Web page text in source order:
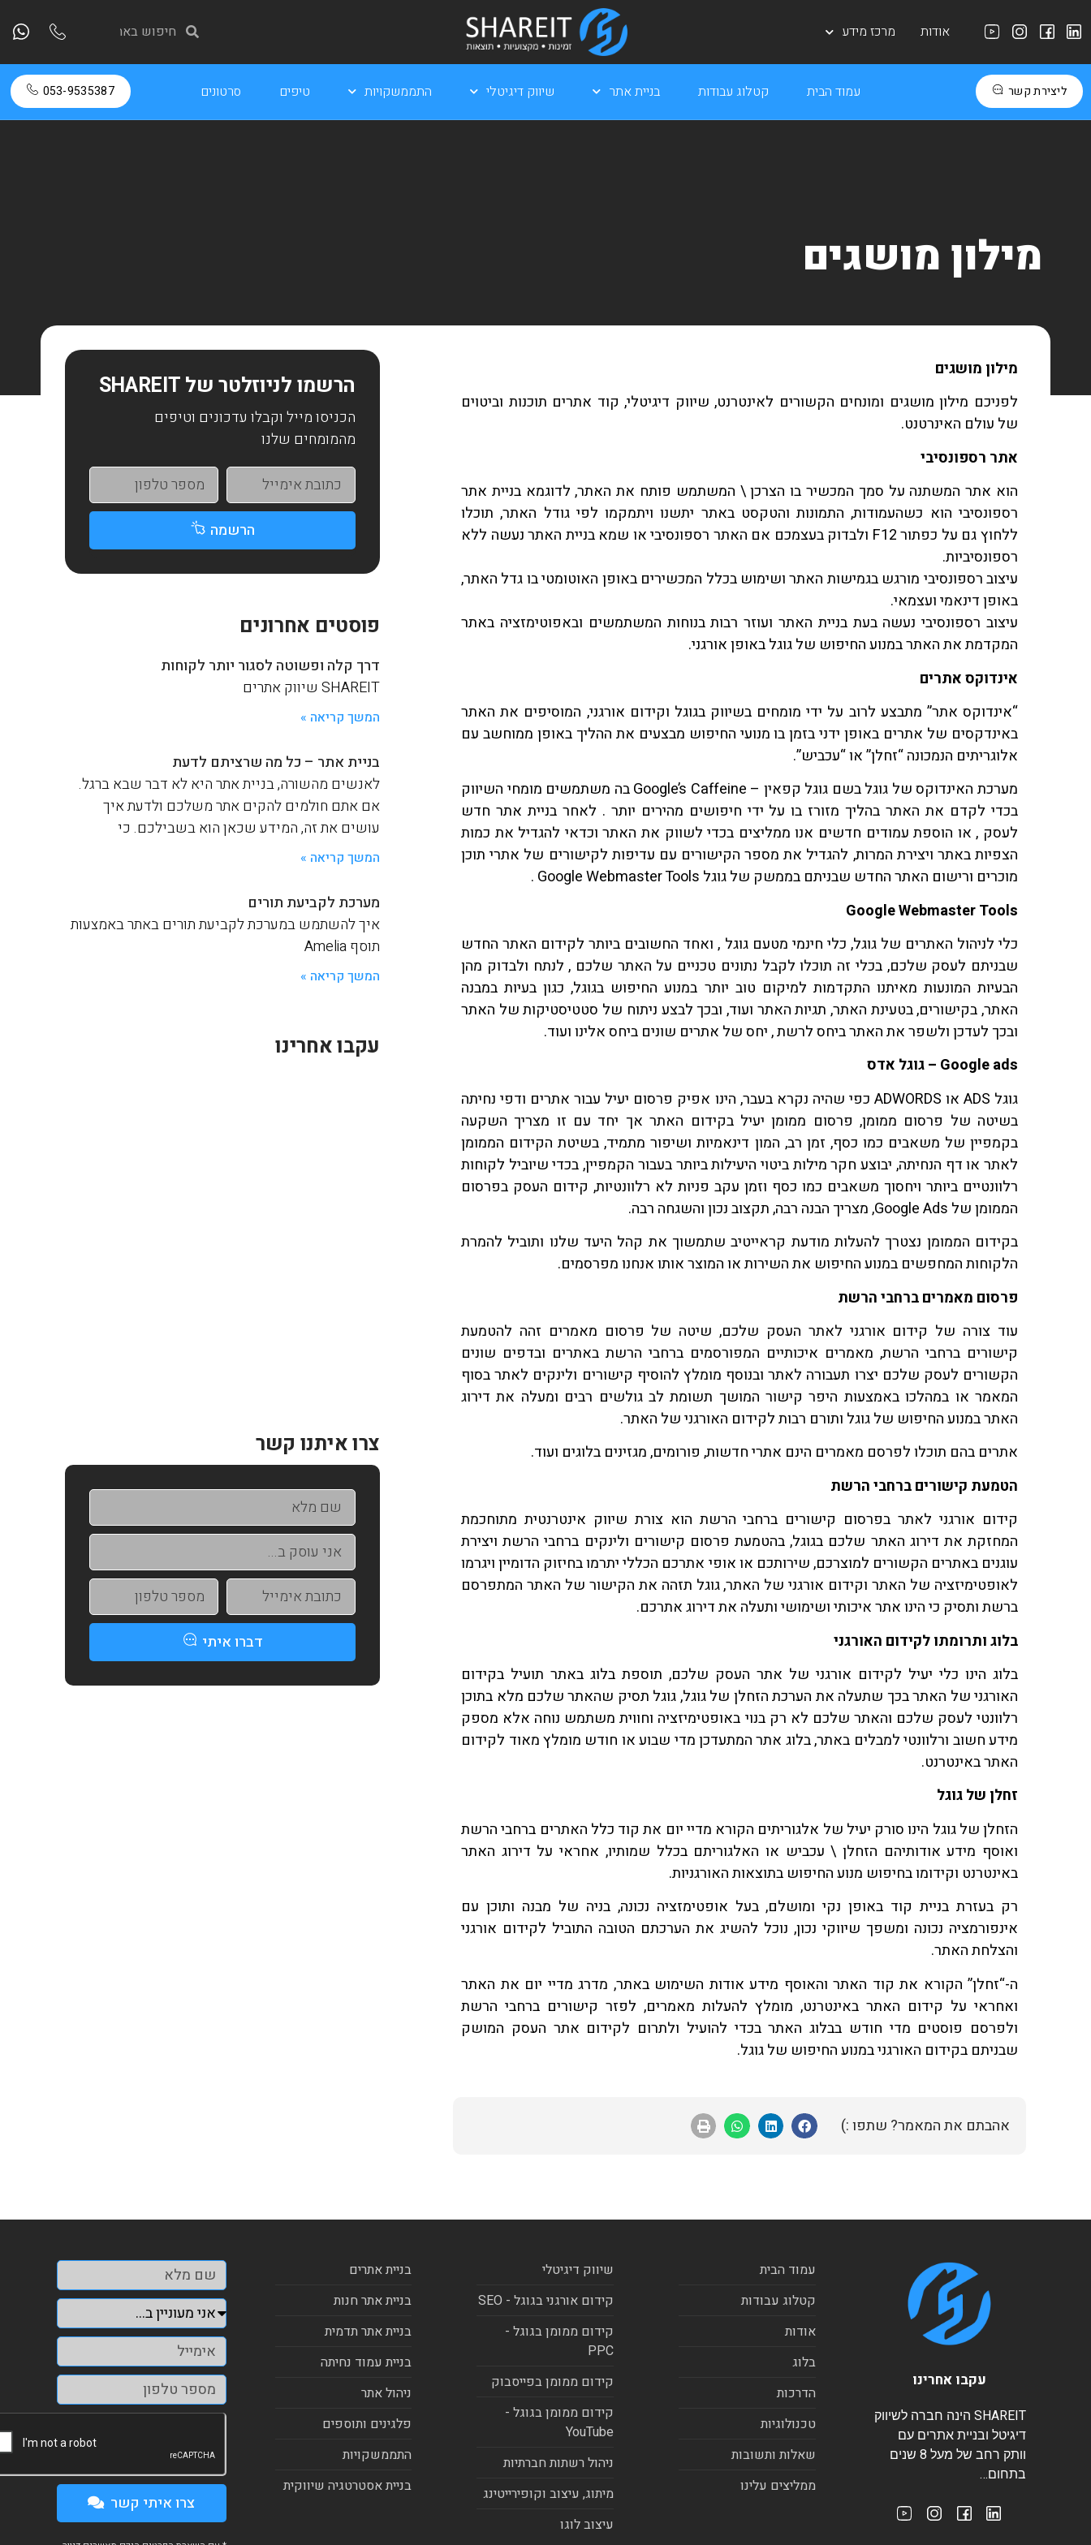
אודות מרכז מידע
ליצירת קשר עמוד הבית קטלוג עבודות בניית אתר שיווק דיגיטלי התממשקויות טיפים סרטונים 053-9535387
מילון מושגים
מילון מושגים
לפניכם מילון מושגים ומונחים הקשורים לאינטרנט, שיווק דיגיטלי, קוד אתרים תוכנות וביטוים
של עולם האינרטנט.
אתר רספונסיבי
הוא אתר המשתנה על סמך המכשיר בו הצרכן \ המשתמש פותח את האתר, לדוגמא בניית אתר
רספונסיבי הוא כשהעמודות, התמונות והטקסט באתר יתשנו ויתמקמו לפי גודל האתר, תוכלו
ללחוץ גם על כפתור F12 ולבדוק בעצמכם אם האתר רספונסיבי או שמא בניית האתר נעשה ללא
רספונסיביות.
עיצוב רספונסיבי מורגש בגמישות האתר ושימוש בכלל המכשירים באופן האוטומטי בו גדל האתר,
באופן דינאמי ועצמאי.
עיצוב רספונסיבי נעשה בעת בניית האתר ועוזר רבות בנוחות המשתמשים ובאפוטימזציה באתר
המקדמת את האתר במנוע החיפוש של גוגל באופן אורגני.
אינדוקס אתרים
“אינדוקס אתר” מתבצע לרוב על ידי מומחים בשיווק בגוגל וקידום אורגני, המוסיפים את האתר
באינדקסים של אתרים באופן ידני בזמן בו מנועי החיפוש מבצעים את ההליך באופן ממוחשב עם
אלוגריתים הנמכונה “זחלן” או “עכביש”.
מערכת האינדוקס של גוגל בשם גוגל קפאין – Google’s Caffeine בה משתמשים מומחי השיווק
בכדי לקדם את האתר בהליך מזורז בו על ידי חיפושים מהירים יותר . לאחר בניית אתר חדש
לעסק , או הוספת עמודים חדשים אנו ממליצים בכדי לשווק את האתר וכדאי להגדיל את כמות
הצפיות באתר ויצירת המרות, להגדיל את מספר הקישורים עם עדיפות לקישורים של אתרי תוכן
מוכרים ורישום האתר החדש שבניתם בממשק של גוגל Google Webmaster Tools .
Google Webmaster Tools
כלי לניהול האתרים של גוגל, כלי חינמי מטעם גוגל , ואחד החשובים ביותר לקידום האתר החדש
שבניתם לעסק שלכם, בכלי זה תוכלו לקבל נתונים טכניים על האתר שלכם , לנתח ולבדוק מהן
הבעיות המונעות מאיתנו התקדמות למיקום טוב יותר במנוע החיפוש בגוגל, כגון בעיות במבנה
האתר, בקישורים, בטעינת האתר, תגיות האתר ועוד, ובכך לבצע ניתוח של סטטיסטיקות של האתר
ובכך לעדכן ולשפר את האתר ביחס לרשת , יחס של אתרים שונים ביחס אלינו ועוד.
Google ads – גוגל אדס
גוגל ADS או ADWORDS כפי שהיה נקרא בעבר, הינו אפיק פרסום יעיל עבור אתרים ודפי נחיתה
בשיטה של פרסום ממומן, פרסום ממומן יעיל בקידום האתר אך יחד עם זו מצריך השקעה
בקמפיין של משאבים כמו כסף, זמן רב, המון דינאמיות ושיפור מתמיד, בשיטת הקידום הממומן
לאתר או דף הנחיתה, יבוצע חקר מילות ביטוי היעילות ביותר בעבור הקמפיין, בכדי שיוביל לקוחות
רלוונטיים ביותר ויחסוך משאבים כמו כסף וזמן עקב פניות לא רלוונטיות, קידום העסק בפרסום
הממומן של Google Ads, מצריך הבנה רבה, תקצוב נכון והשגחה רבה.
בקידום הממומן נצטרך להעלות מודעת קראייטיב שתמשוך את קהל היעד שלנו ותוביל להמרת
הלקוחות המחפשים במנוע החיפוש את השירות או המוצר אותו אנחנו מפרסמים.
פרסום מאמרים ברחבי הרשת
עוד צורה של קידום אורגני לאתר העסק שלכם, שיטה של פרסום מאמרים זהה להטמעת
קישורים ברחבי הרשת, מאמרים איכותיים המפורסמים ברחבי הרשת באתרים ובדפים שונים
הקשורים לעסק שלכם יצרו תעבורה לאתר ובנוסף מומלץ להוסיף קישורים ולינקים לאתר בסוף
המאמר או במהלכו באמצעות היפר קישור המושך תשומת לב גולשים רבים ומעלה את דירוג
האתר במנוע החיפוש של גוגל ותורם רבות לקידום האורגני של האתר.
אתרים בהם תוכלו לפרסם מאמרים הינם אתרי חדשות, פורומים, מגזינים בלוגים ועוד.
הטמעת קישורים ברחבי הרשת
קידום אורגני לאתר בפרסום קישורים ברחבי הרשת הוא צורת שיווק אינטרנטית מתוחכמת
המחזקת את דירוג האתר שלכם בגוגל, בהטמעת פרסום קישורים ולינקים ברחבי הרשת ויצירת
עוגנים באתרים הקשורים למוצרכם, שירותכם או אופי אתרכם הכללי יתרמו בחיזוק הדומיין ויגרמו
לאופטימיזציה של האתר וקידום אורגני של האתר, גוגל תזהה את הקישור של האתר המתפרסם
ברשת ותסיק כי הינו אתר איכותי ושימושי ותעלה את דירוג אתרכם.
בלוג ותרומתו לקידום האורגני
בלוג הינו כלי יעיל לקידום אורגני של אתר העסק שלכם, תוספת בלוג באתר תועיל בקידום
האורגני של האתר בכך שתעלה את הערכת הזחלן של גוגל, גוגל תסיק שהאתר שלכם מלא בתוכן
רלוונטי לעסק שלכם והאתר שלכם לא רק בנוי באופטימיזציה וחווית משתמש נוחה אלא מספק
מידע חשוב ורלוונטי למבלים באתר, בלוג אתר המתעדכן מדי שבוע או חודש מומלץ מאוד לקידום
האתר באינטרנט.
זחלן של גוגל
הזחלן של גוגל הינו סורק יעיל של אלגוריתים הקורא מדיי יום את קוד כלל האתרים ברחבי הרשת
ואוסף מידע אודותיהם הזחלן \ עכביש או האלגוריתם בכלל שמותיו, אחראי על דירוג האתר
באינטרנט וקידומו בחיפוש מנוע החיפוש בתוצאות האורגניות.
רק בעזרת בניית קוד באופן נקי ומושלם, בעל אופטימזציה נכונה, בניה של מבנה ותוכן עם
אינפורמציה נכונה ומשפך שיווקי נכון, נוכל להשיג את הערכתם הטובה התוביל לקידום אורגני
והצלחת האתר.
ה-“זחלן” הקורא את קוד האתר והאוסף מידע אודות השימוש באתר, מדרג מדיי יום את האתר
ואחראי על קידום האתר באינטרנט, מומלץ להעלות מאמרים, לפזר קישורים ברחבי הרשת
ולפרסם פוסטים מדי חודש בבלוג האתר בכדי להועיל ולתרום לקידום אתר העסק המושק
שבניתם בקידום האורגני במנוע החיפוש של גוגל.
אהבתם את המאמר? שתפו :)
הרשמו לניוזלטר של SHAREIT
הכניסו מייל וקבלו עדכונים וטיפים
מהמומחים שלנו
הרשמה
פוסטים אחרונים
דרך קלה ופשוטה לסגור יותר לקוחות
SHAREIT שיווק אתרים
המשך קריאה »
בניית אתר – כל מה שרציתם לדעת
לאנשים מהשורה, בניית אתר היא לא דבר שבא ברגל.
אם אתם חולמים להקים אתר משלכם ולדעת איך
עושים את זה, המידע שכאן הוא בשבילכם. כי
המשך קריאה »
מערכת לקביעת תורים
איך להשתמש במערכת לקביעת תורים באתר באמצעות
תוסף Amelia
המשך קריאה »
עקבו אחרינו
צרו איתנו קשר
דברו איתי
עקבו אחרינו
SHAREIT הינה חברה לשיווק
דיגיטל ובניית אתרים עם
וותק רחב של מעל 8 שנים
בתחום…
עמוד הבית
קטלוג עבודות
אודות
בלוג
הדרכות
טכנולוגיות
שאלות ותשובות
ממליצים עלינו
שיווק דיגיטלי
קידום אורגני בגוגל - SEO
קידום ממומן בגוגל -
PPC
קידום ממומן בפייסבוק
קידום ממומן בגוגל -
YouTube
ניהול רשתות חברתיות
מיתוג, עיצוב וקופירייטינג
עיצוב לוגו
בניית אתרים
בניית אתר חנות
בניית אתר תדמית
בניית עמוד נחיתה
ניהול אתר
פלגינים ותוספים
התממשקויות
בניית אסטרטגיה שיווקית
צרו איתי קשר